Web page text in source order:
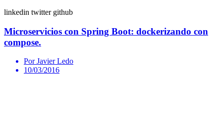
linkedin twitter github
Microservicios con Spring Boot: dockerizando con
compose.
Por Javier Ledo
10/03/2016